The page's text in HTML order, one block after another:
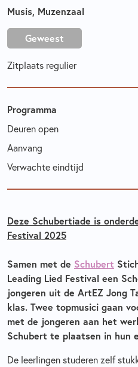
Deze Schubertiade is
Festival 2025
Samen met de Schubert
Leading Lied Festival een
jongeren uit de ArtEZ Jong
klas. Twee topmusici gaan
met de jongeren aan het
Schubert te plaatsen in hun
De leerlingen studeren zelf
Musis, Muzenzaal
Geweest
Zitplaats regulier
Programma
Deuren open
Aanvang
Verwachte eindtijd